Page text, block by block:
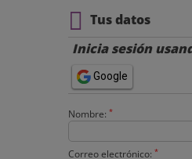
Tus datos
Inicia sesión
Google
Nombre: *
Correo electrónico: *